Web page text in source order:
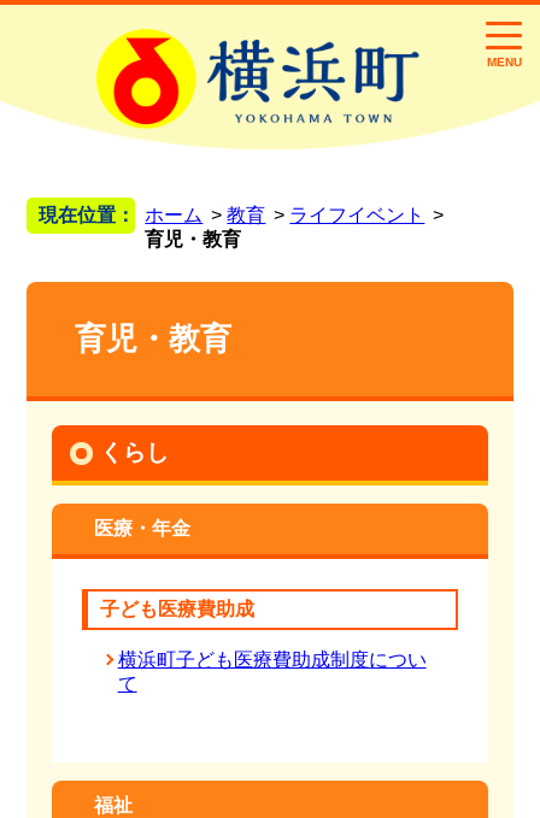
MENU
現在位置： ホーム 教育
ライフイベント
育児・教育
育児・教育
くらし
医療・年金
子ども医療費助成
横浜町子ども医療費助成制度につい
て
福祉